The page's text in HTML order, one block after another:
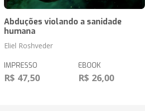
Abduções violando a sanidade
humana
Eliel Roshveder
IMPRESSO
R$ 47,50
EBOOK
R$ 26,00